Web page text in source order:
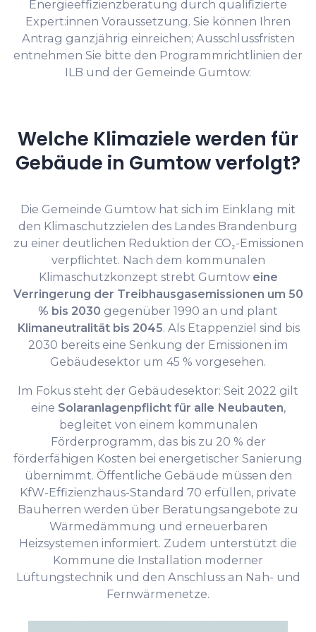
Energieeffizienzberatung durch qualifizierte
Expert:innen Voraussetzung. Sie können Ihren
Antrag ganzjährig einreichen; Ausschlussfristen
entnehmen Sie bitte den Programmrichtlinien der
ILB und der Gemeinde Gumtow.
Welche Klimaziele werden für
Gebäude in Gumtow verfolgt?
Die Gemeinde Gumtow hat sich im Einklang mit
den Klimaschutzzielen des Landes Brandenburg
zu einer deutlichen Reduktion der CO₂-Emissionen
verpflichtet. Nach dem kommunalen
Klimaschutzkonzept strebt Gumtow eine
Verringerung der Treibhausgasemissionen um 50
% bis 2030 gegenüber 1990 an und plant
Klimaneutralität bis 2045. Als Etappenziel sind bis
2030 bereits eine Senkung der Emissionen im
Gebäudesektor um 45 % vorgesehen.
Im Fokus steht der Gebäudesektor: Seit 2022 gilt
eine Solaranlagenpflicht für alle Neubauten,
begleitet von einem kommunalen
Förderprogramm, das bis zu 20 % der
förderfähigen Kosten bei energetischer Sanierung
übernimmt. Öffentliche Gebäude müssen den
KfW-Effizienzhaus-Standard 70 erfüllen, private
Bauherren werden über Beratungsangebote zu
Wärmedämmung und erneuerbaren
Heizsystemen informiert. Zudem unterstützt die
Kommune die Installation moderner
Lüftungstechnik und den Anschluss an Nah- und
Fernwärmenetze.